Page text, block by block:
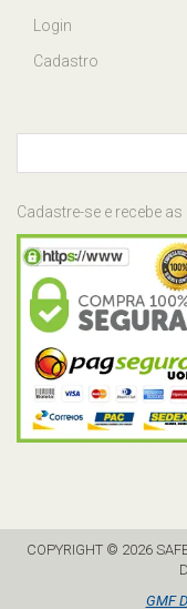
Login
Cadastro
Cadastre-se e recebe
COPYRIGHT © 2026
GMF